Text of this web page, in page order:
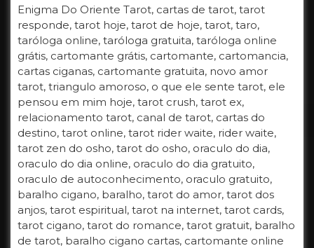
Enigma Do Oriente Tarot, cartas de tarot, tarot
responde, tarot hoje, tarot de hoje, tarot, taro,
taróloga online, taróloga gratuita, taróloga online
grátis, cartomante grátis, cartomante, cartomancia,
cartas ciganas, cartomante gratuita, novo amor
tarot, triangulo amoroso, o que ele sente tarot, ele
pensou em mim hoje, tarot crush, tarot ex,
relacionamento tarot, canal de tarot, cartas do
destino, tarot online, tarot rider waite, rider waite,
tarot zen do osho, tarot do osho, oraculo do dia,
oraculo do dia online, oraculo do dia gratuito,
oraculo de autoconhecimento, oraculo gratuito,
baralho cigano, baralho, tarot do amor, tarot dos
anjos, tarot espiritual, tarot na internet, tarot cards,
tarot cigano, tarot do romance, tarot gratuit, baralho
de tarot, baralho cigano cartas, cartomante online